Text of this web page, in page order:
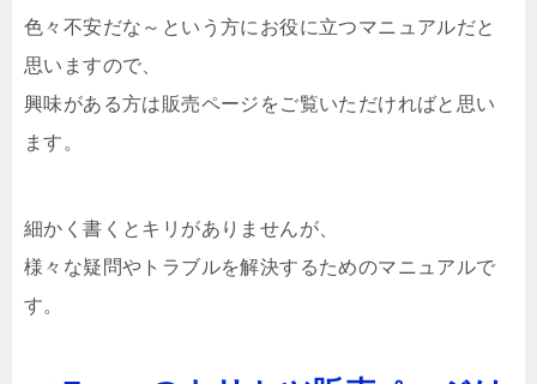
色々不安だな～という方にお役に立つマニュアルだと
思いますので、
興味がある方は販売ページをご覧いただければと思い
ます。
細かく書くとキリがありませんが、
様々な疑問やトラブルを解決するためのマニュアルで
す。